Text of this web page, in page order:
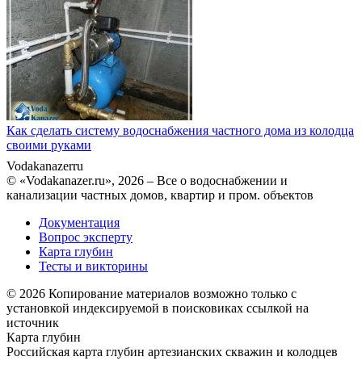
Как сделать систему водоснабжения частного дома из колодца
своими руками
Vodakanazerru
© «Vodakanazer.ru», 2026 – Все о водоснабжении и
канализации частных домов, квартир и пром. объектов
Документация
Вопрос эксперту
Карта глубин
Тесты и викторины
© 2026 Копирование материалов возможно только с
установкой индексируемой в поисковиках ссылкой на
источник
Карта глубин
Российская карта глубин артезианских скважин и колодцев